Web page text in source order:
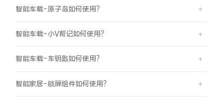
智能车载-原子岛如何使用？
智能车载-小V帮记如何使用？
智能车载-车钥匙如何使用？
智能家居-锁屏组件如何使用？